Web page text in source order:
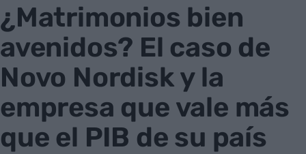
¿Matrimonios bien
avenidos? El caso de
Novo Nordisk y la
empresa que vale más
que el PIB de su país